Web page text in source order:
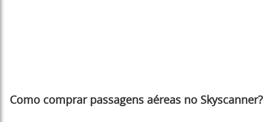
Como comprar passagens aéreas no Skyscanner?